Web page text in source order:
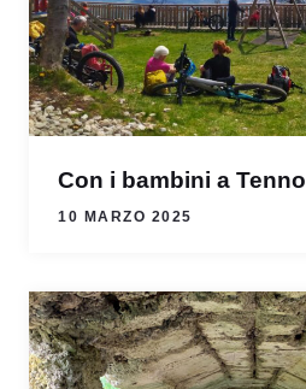
Con i bambini a Tenno
10 MARZO 2025